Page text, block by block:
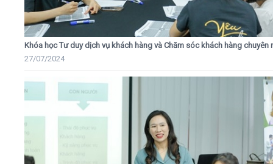
Khóa học Tư duy dịch vụ khách hàng và Chăm sóc khách hàng chuyên
27/07/2024